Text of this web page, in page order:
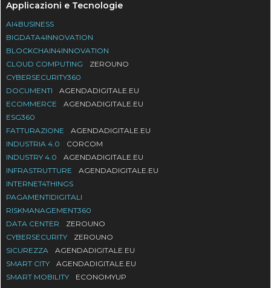
Applicazioni e Tecnologie
AI4BUSINESS
BIGDATA4INNOVATION
BLOCKCHAIN4INNOVATION
CLOUD COMPUTING
ZEROUNO
CYBERSECURITY360
DOCUMENTI
AGENDADIGITALE.EU
ECOMMERCE
AGENDADIGITALE.EU
ESG360
FATTURAZIONE
AGENDADIGITALE.EU
INDUSTRIA 4.0
CORCOM
INDUSTRY 4.0
AGENDADIGITALE.EU
INFRASTRUTTURE
AGENDADIGITALE.EU
INTERNET4THINGS
PAGAMENTIDIGITALI
RISKMANAGEMENT360
DATA CENTER
ZEROUNO
CYBERSECURITY
ZEROUNO
SICUREZZA
AGENDADIGITALE.EU
SMART CITY
AGENDADIGITALE.EU
SMART MOBILITY
ECONOMYUP